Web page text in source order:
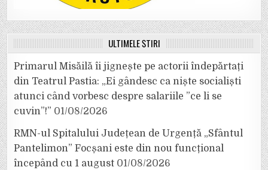
ULTIMELE ȘTIRI
Primarul Misăilă îi jignește pe actorii îndepărtați
din Teatrul Pastia: „Ei gândesc ca niște socialiști
atunci când vorbesc despre salariile ”ce li se
cuvin”!” 01/08/2026
RMN-ul Spitalului Județean de Urgență „Sfântul
Pantelimon” Focșani este din nou funcțional
începând cu 1 august 01/08/2026